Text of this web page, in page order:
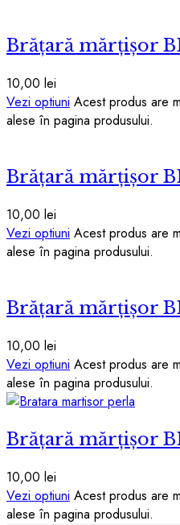
Brățară mărțișor
10,00 lei
Vezi optiuni Acest produs are
alese în pagina produsului.
Brățară mărțișor
10,00 lei
Vezi optiuni Acest produs are
alese în pagina produsului.
Brățară mărțișor
10,00 lei
Vezi optiuni Acest produs are
alese în pagina produsului.
Brățară mărțișor
10,00 lei
Vezi optiuni Acest produs are
alese în pagina produsului.